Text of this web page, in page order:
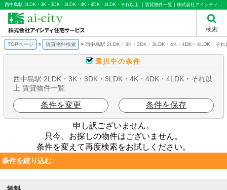
西中島駅 2LDK・3K・3DK・3LDK・4K・4DK・4LDK・それ以上 ｜賃貸物件一覧｜株式会社アイシティ住宅サービス
検索
TOPページ 賃貸物件検索 西中島駅 2LDK・3K・3DK・3LDK・4K・4DK・4LDK・それ
選択中の条件
西中島駅 2LDK・3K・3DK・3LDK・4K・4DK・4LDK・それ以
上 賃貸物件一覧
条件を変更 条件を保存
申し訳ございません。
只今、お探しの物件はございません。
条件を変えて再度検索をお試しください。
条件を絞り込む